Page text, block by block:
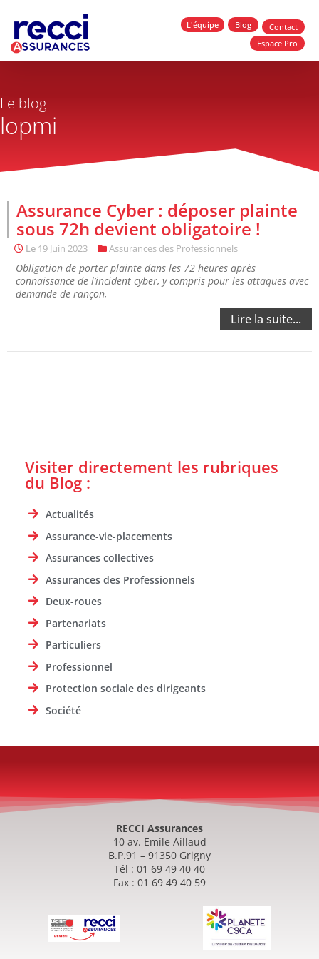
L'équipe Blog
Contact
Espace Pro
Le blog
lopmi
Assurance Cyber : déposer plainte
sous 72h devient obligatoire !
Le 19 Juin 2023 Assurances des Professionnels
Obligation de porter plainte dans les 72 heures après
connaissance de l’incident cyber, y compris pour les attaques avec
demande de rançon,
Lire la suite...
Visiter directement les rubriques
du Blog :
Actualités
Assurance-vie-placements
Assurances collectives
Assurances des Professionnels
Deux-roues
Partenariats
Particuliers
Professionnel
Protection sociale des dirigeants
Société
RECCI Assurances
10 av. Emile Aillaud
B.P.91 – 91350 Grigny
Tél : 01 69 49 40 40
Fax : 01 69 49 40 59